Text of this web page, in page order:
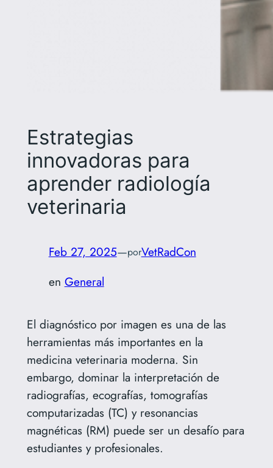
Estrategias
innovadoras para
aprender radiología
veterinaria
Feb 27, 2025—porVetRadCon
en General
El diagnóstico por imagen es una de las
herramientas más importantes en la
medicina veterinaria moderna. Sin
embargo, dominar la interpretación de
radiografías, ecografías, tomografías
computarizadas (TC) y resonancias
magnéticas (RM) puede ser un desafío para
estudiantes y profesionales.